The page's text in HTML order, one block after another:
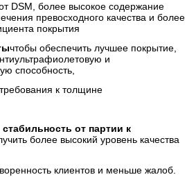
DSM, более высокое содержание
превосходного качества и более
покрытия
чтобы обеспечить лучшее покрытие,
и
способность,
требования к толщине
от партии к
более высокий уровень качества
клиентов и меньше жалоб.